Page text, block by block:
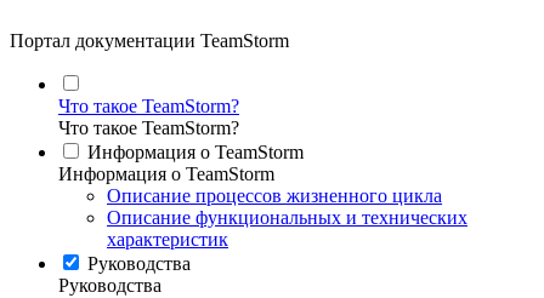
Портал документации TeamStorm
Что такое TeamStorm?
Что такое TeamStorm?
Информация о TeamStorm
Информация о TeamStorm
Описание процессов жизненного цикла
Описание функциональных и технических
характеристик
Руководства
Руководства